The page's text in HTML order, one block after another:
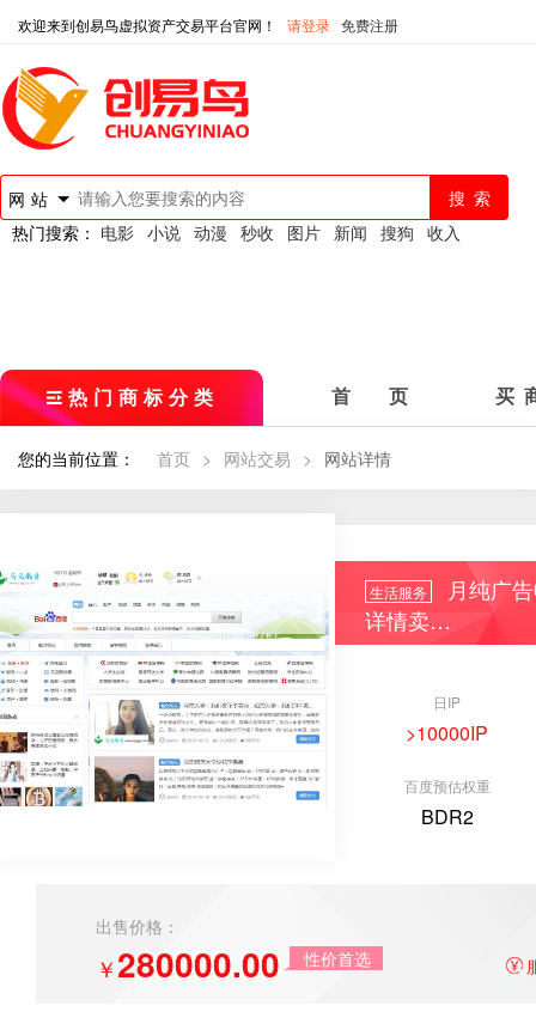
欢迎来到创易鸟虚拟资产交易平台官网！ 请登录 免费注册
网站
热门搜索： 电影 小说 动漫 秒收 图片 新闻 搜狗 收入
热门商标分类 首 页 买
您的当前位置： 首页 > 网站交易 > 网站详情
生活服务
月纯广
详情卖…
日IP
>10000IP
百度预估权重
BDR2
出售价格：
￥280000.00 性价首选